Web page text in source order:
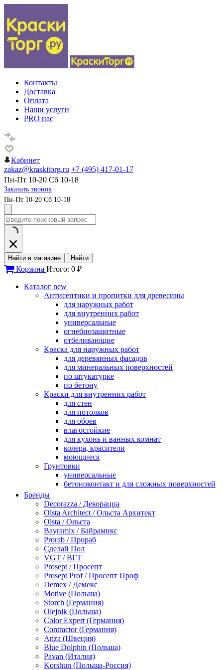
Контакты
Доставка
Оплата
Наши услуги
PRO нас
Кабинет
zakaz@kraskitorg.ru +7 (495) 417-01-17
Пн-Пт 10-20 Сб 10-18
Заказать звонок
Пн-Пт 10-20 Сб 10-18
Найти в магазине Найти
Корзина Итого: 0 ₽
Каталог new
Антисептики и пропитки для древесины
для наружных работ
для внутренних работ
универсальные
огнебиозащитные
отбеливающие
Краска для наружных работ
для деревянных фасадов
для минеральных поверхностей
по штукатурке
по бетону
Краски для внутренних работ
для стен
для потолков
для обоев
влагостойкие
для кухонь и ванных комнат
колера, красители
моющиеся
Грунтовки
универсальные
бетоноконтакт и для сложных поверхностей
по металлу
антикорозийные
под декоративные штукатурки
для гипсокартона
под штукатурку
Герметик
акриловые
силиконовые универсальные, нейтральные
силиконовые санитарные (антигрибковые)
шовные для срубов
для кровли
для каминов
полиуретановые
Декоративные штукатурки и краски
краски для декора, патина
мокрый шелк
венецианские (эффект мрамора)
песок (эффект песчаных вихрей)
декоративная шпаклевка
Бренды
Decorazza / Декорацца
Olsta Architect / Ольста Архитект
Olsta / Ольста
Bayramix / Байрамикс
Prorab / Прораб
Сделай Пол
VGT / ВГТ
Prosept / Просепт
Prosept Prof / Просепт Проф
Demex / Демекс
Motive (Польша)
Storch (Германия)
Olejnik (Польша)
Color Expert (Германия)
Contractor (Германия)
Anza (Швеция)
Blue Dolphin (Польша)
Pavan (Италия)
Korshun (Польша-Россия)